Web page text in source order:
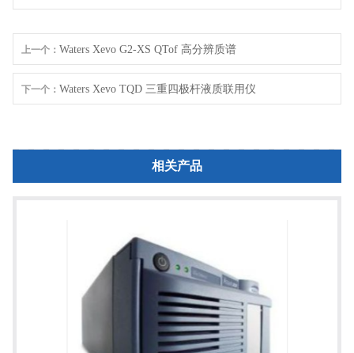
上一个： Waters Xevo G2-XS QTof 高分辨质谱
下一个： Waters Xevo TQD 三重四极杆液质联用仪
相关产品